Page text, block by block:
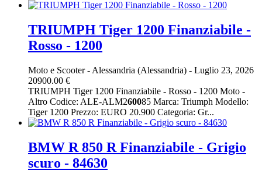
TRIUMPH Tiger 1200 Finanziabile -
Rosso - 1200
Moto e Scooter- Alessandria (Alessandria) - Luglio 23, 2026
20900.00 €
TRIUMPH Tiger 1200 Finanziabile - Rosso - 1200 Moto -
Altro Codice: ALE-ALM260085 Marca: Triumph Modello:
Tiger 1200 Prezzo: EURO 20.900 Categoria: Gr...
BMW R 850 R Finanziabile - Grigio
scuro - 84630